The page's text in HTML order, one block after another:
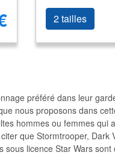
2 tailles
préféré dans leur
nous proposons dans
hommes ou femmes qui
que Stormtrooper, Dark
licence Star Wars sont